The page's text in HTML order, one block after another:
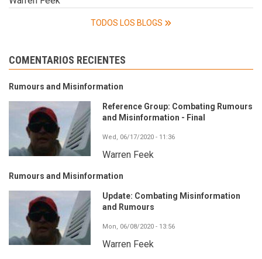
TODOS LOS BLOGS
COMENTARIOS RECIENTES
Rumours and Misinformation
Reference Group: Combating Rumours
and Misinformation - Final
Wed, 06/17/2020 - 11:36
Warren Feek
Rumours and Misinformation
Update: Combating Misinformation
and Rumours
Mon, 06/08/2020 - 13:56
Warren Feek